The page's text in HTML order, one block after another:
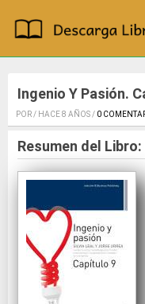
Ingenio Y Pasión.
POR / HACE 8 AÑOS / 0
Resumen del Libro: